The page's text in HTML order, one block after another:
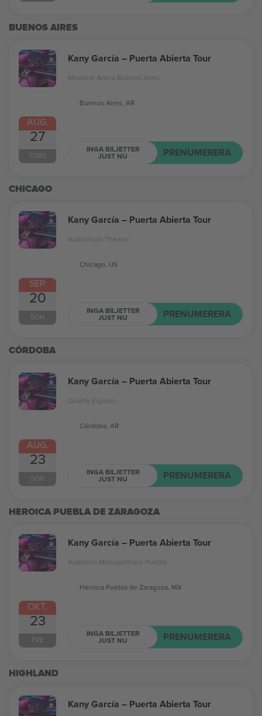
BUENOS AIRES
AUG.
27
TORS
Kany García – Puerta Abierta Tour
Movistar Arena Buenos Aires
Buenos Aires, AR
INGA BILJETTER
JUST NU PRENUMERERA
CHICAGO
SEP.
20
SÖN
Kany García – Puerta Abierta Tour
Auditorium Theatre
Chicago, US
INGA BILJETTER
JUST NU PRENUMERERA
CÓRDOBA
AUG.
23
SÖN
Kany García – Puerta Abierta Tour
Quality Espacio
Córdoba, AR
INGA BILJETTER
JUST NU PRENUMERERA
HEROICA PUEBLA DE ZARAGOZA
OKT.
23
FRE
Kany García – Puerta Abierta Tour
Auditorio Metropolitano Puebla
Heroica Puebla de Zaragoza, MX
INGA BILJETTER
JUST NU PRENUMERERA
HIGHLAND
Kany García – Puerta Abierta Tour